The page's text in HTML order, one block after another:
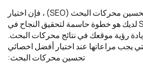
عندما يتعلق الأمر بتحسين محركات البحث (SEO) ، فإن اختيار
أفضل اخصائي SEO لديك هو خطوة حاسمة لتحقيق النجاح في
رؤية موقعك في نتائج محركات البحث.
يجب مراعاتها عند اختيار أفضل اخصائي
تحسين محركات البحث: